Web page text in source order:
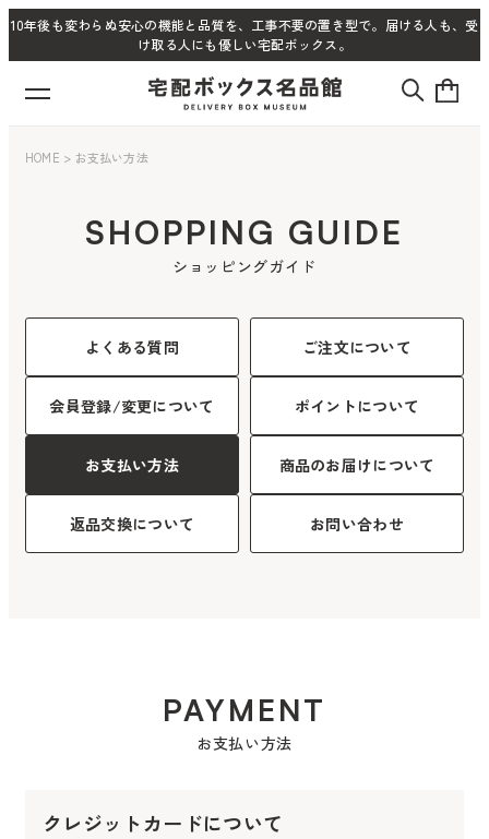
10年後も変わらぬ安心の機能と品質を、工事不要の置き型で。届ける人も、受
け取る人にも優しい宅配ボックス。
HOME > お支払い方法
SHOPPING GUIDE
ショッピングガイド
よくある質問 ご注文について
会員登録/変更について ポイントについて
お支払い方法 商品のお届けについて
返品交換について お問い合わせ
PAYMENT
お支払い方法
クレジットカードについて